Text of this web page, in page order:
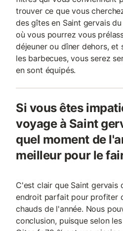
trouver ce que vous
des gîtes en Saint gervais
où vous pourrez vous
déjeuner ou dîner dehors, et
les barbecues, vous serez
en sont équipés.
Si vous êtes
voyage à Saint
quel moment de
meilleur pour le
C'est clair que Saint gervais
endroit parfait pour profiter
chauds de l'année. Nous
conclusion, puisque selon